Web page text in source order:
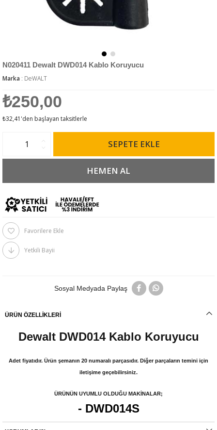
N020411 Dewalt DWD014 Kablo Koruyucu
Marka : DeWALT
₺250,00
₺32,41 'den başlayan taksitlerle
Favorilere Ekle
Yetkili Bayii
Sosyal Medyada Paylaş
ÜRÜN ÖZELLIKLERI
Dewalt DWD014 Kablo Koruyucu
Adet fiyatıdır. Ürün şemanın 20 numaralı parçasıdır. Diğer parçaların temini için
iletişime geçebilirsiniz.
ÜRÜNÜN UYUMLU OLDUĞU MAKİNALAR;
- DWD014S